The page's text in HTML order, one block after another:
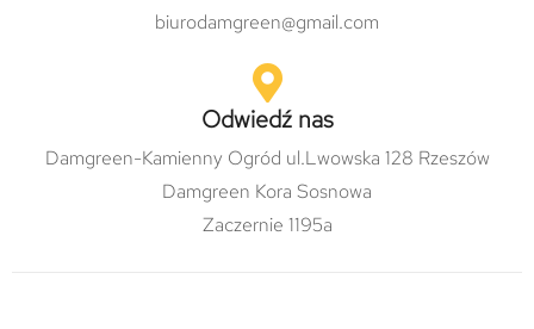
biurodamgreen@gmail.com
Odwiedź nas
Damgreen-Kamienny Ogród ul.Lwowska 128 Rzeszów
Damgreen Kora Sosnowa
Zaczernie 1195a